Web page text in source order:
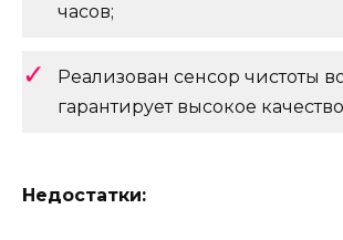
часов;
Реализован сенсор чистоты
гарантирует высокое
Недостатки: